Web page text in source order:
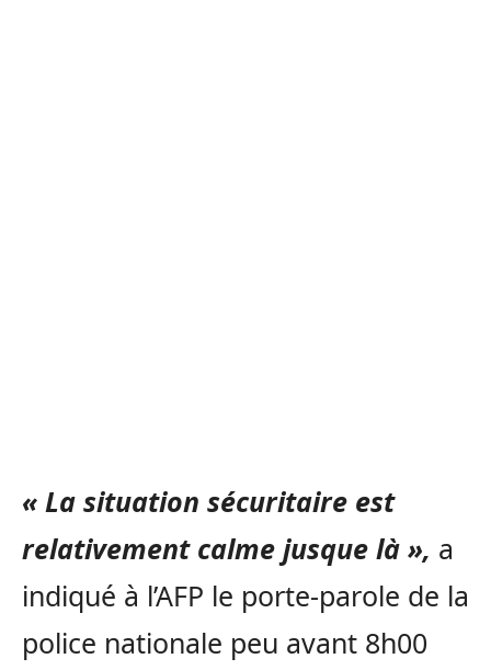
« La situation sécuritaire est
relativement calme jusque là », a
indiqué à l’AFP le porte-parole de la
police nationale peu avant 8h00